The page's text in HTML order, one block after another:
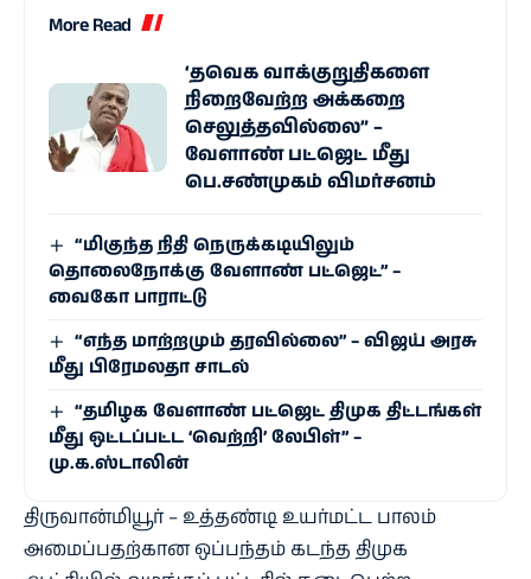
More Read
‘தவெக வாக்குறுதிகளை
நிறைவேற்ற அக்கறை
செலுத்தவில்லை” –
வேளாண் பட்ஜெட் மீது
பெ.சண்முகம் விமர்சனம்
“மிகுந்த நிதி நெருக்கடியிலும்
தொலைநோக்கு வேளாண் பட்ஜெட்” –
வைகோ பாராட்டு
“எந்த மாற்றமும் தரவில்லை” – விஜய் அரசு
மீது பிரேமலதா சாடல்
“தமிழக வேளாண் பட்ஜெட் திமுக திட்டங்கள்
மீது ஒட்டப்பட்ட ‘வெற்றி’ லேபிள்” –
மு.க.ஸ்டாலின்
திருவான்மியூர் – உத்தண்டி உயர்மட்ட பாலம்
அமைப்பதற்கான ஒப்பந்தம் கடந்த திமுக